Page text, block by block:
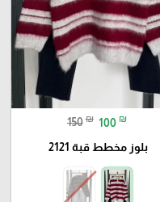
150 ₪ 100 ₪
بلوز مخطط قبة 2121